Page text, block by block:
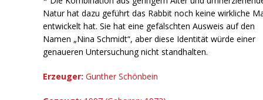
Natur hat dazu geführt das Rabbit noch keine wirkliche
entwickelt hat. Sie hat eine gefälschten Ausweis auf den
Namen „Nina Schmidt“, aber diese Identität würde einer
genaueren Untersuchung nicht standhalten.
Erzeuger: Gunther Schönbein